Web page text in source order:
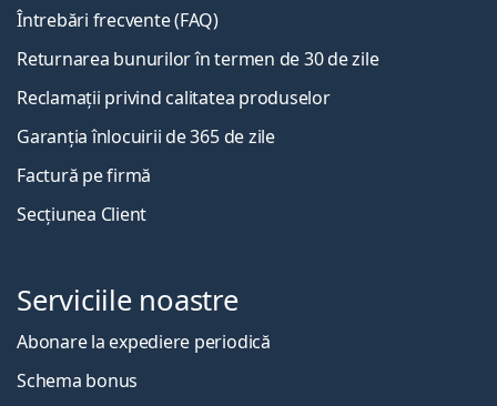
Întrebări frecvente (FAQ)
Returnarea bunurilor în termen de 30 de zile
Reclamații privind calitatea produselor
Garanția înlocuirii de 365 de zile
Factură pe firmă
Secțiunea Client
Serviciile noastre
Abonare la expediere periodică
Schema bonus